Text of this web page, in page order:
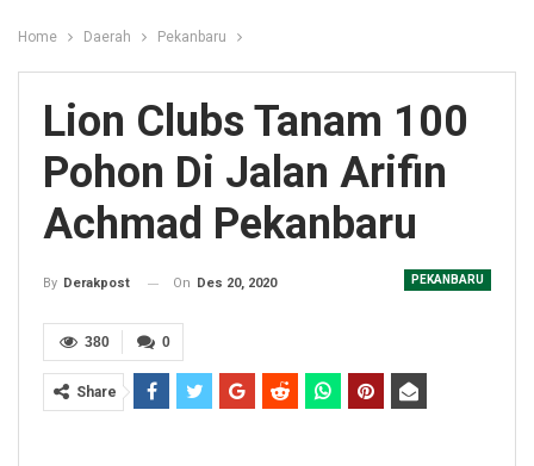
Home Daerah Pekanbaru
Lion Clubs Tanam 100
Pohon Di Jalan Arifin
Achmad Pekanbaru
PEKANBARU
By Derakpost On Des 20, 2020
0
380
Share